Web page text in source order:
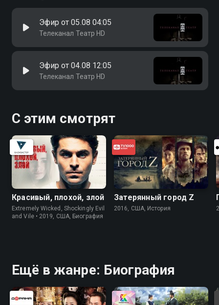
Эфир от 05.08 04:05
Телеканал Театр HD
Эфир от 04.08 12:05
Телеканал Театр HD
С этим смотрят
Красивый, плохой, злой
Extremely Wicked, Shockingly Evil
and Vile • 2019, США, Биография
Затерянный город Z
2016, США, История
Ещё в жанре: Биография